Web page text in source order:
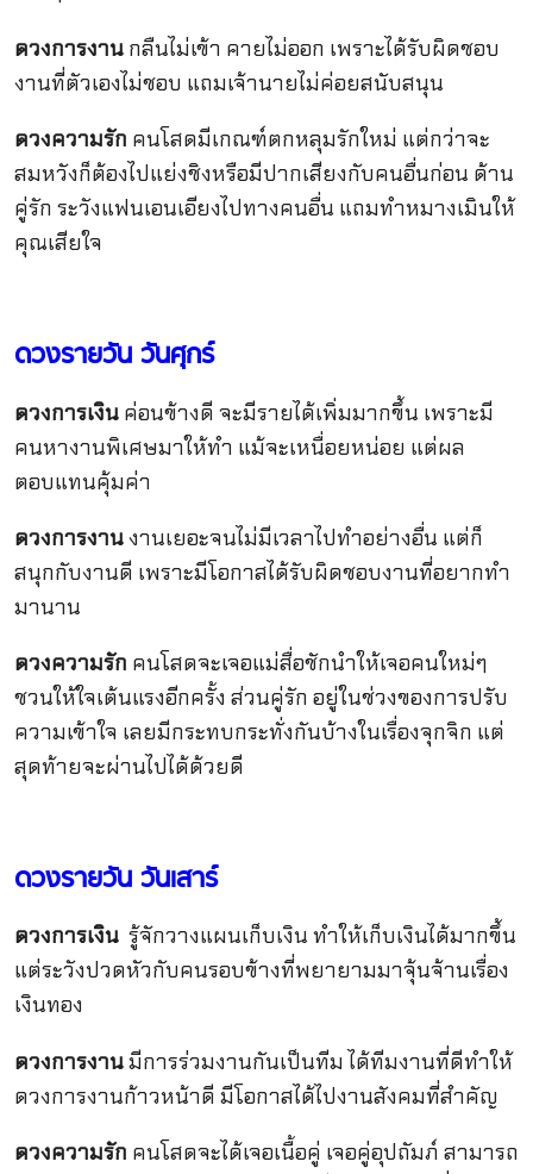
ดวงการงานกลืนไม่เข้า คายไม่ออก เพราะได้รับผิดชอบ
งานที่ตัวเองไม่ชอบ แถมเจ้านายไม่ค่อยสนับสนุน
ดวงความรัก คนโสดมีเกณฑ์ตกหลุมรักใหม่ แต่กว่าจะ
สมหวังก็ต้องไปแย่งชิงหรือมีปากเสียงกับคนอื่นก่อน ด้าน
คู่รัก ระวังแฟนเอนเอียงไปทางคนอื่น แถมทำหมางเมินให้
คุณเสียใจ
ดวงรายวัน วันศุกร์
ดวงการเงินค่อนข้างดี จะมีรายได้เพิ่มมากขึ้น เพราะมี
คนหางานพิเศษมาให้ทำ แม้จะเหนื่อยหน่อย แต่ผล
ตอบแทนคุ้มค่า
ดวงการงานงานเยอะจนไม่มีเวลาไปทำอย่างอื่น แต่ก็
สนุกกับงานดี เพราะมีโอกาสได้รับผิดชอบงานที่อยากทำ
มานาน
ดวงความรัก คนโสดจะเจอแม่สื่อชักนำให้เจอคนใหม่ๆ
ชวนให้ใจเต้นแรงอีกครั้ง ส่วนคู่รัก อยู่ในช่วงของการปรับ
ความเข้าใจ เลยมีกระทบกระทั่งกันบ้างในเรื่องจุกจิก แต่
สุดท้ายจะผ่านไปได้ด้วยดี
ดวงรายวัน วันเสาร์
ดวงการเงิน รู้จักวางแผนเก็บเงิน ทำให้เก็บเงินได้มากขึ้น
แต่ระวังปวดหัวกับคนรอบข้างที่พยายามมาจุ้นจ้านเรื่อง
เงินทอง
ดวงการงานมีการร่วมงานกันเป็นทีม ได้ทีมงานที่ดีทำให้
ดวงการงานก้าวหน้าดี มีโอกาสได้ไปงานสังคมที่สำคัญ
ดวงความรัก คนโสดจะได้เจอเนื้อคู่ เจอคู่อุปถัมภ์ สามารถ